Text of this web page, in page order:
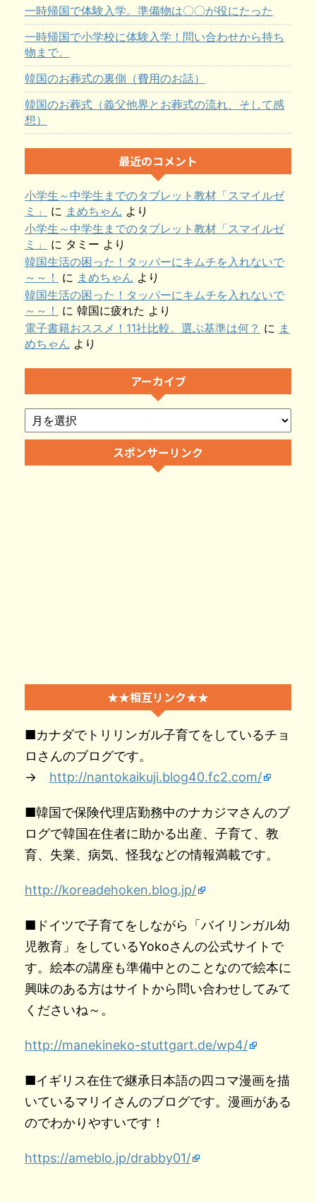
一時帰国で体験入学。準備物は〇〇が役にたった
一時帰国で小学校に体験入学！問い合わせから持ち
物まで。
韓国のお葬式の裏側（費用のお話）
韓国のお葬式（義父他界とお葬式の流れ、そして感
想）
最近のコメント
小学生～中学生までのタブレット教材「スマイルゼ
ミ」
に まめちゃん より
小学生～中学生までのタブレット教材「スマイルゼ
ミ」
に タミー より
韓国生活の困った！タッパーにキムチを入れないで
～～！
に まめちゃん より
韓国生活の困った！タッパーにキムチを入れないで
～～！
に 韓国に疲れた より
電子書籍おススメ！11社比較。選ぶ基準は何？ に ま
めちゃん より
アーカイブ
スポンサーリンク
★★相互リンク★★
■カナダでトリリンガル子育てをしているチョ
ロさんのブログです。
→ http://nantokaikuji.blog40.fc2.com/
■韓国で保険代理店勤務中のナカジマさんのブ
ログで韓国在住者に助かる出産、子育て、教
育、失業、病気、怪我などの情報満載です。
http://koreadehoken.blog.jp/
■ドイツで子育てをしながら「バイリンガル幼
児教育」をしているYokoさんの公式サイトで
す。絵本の講座も準備中とのことなので絵本に
興味のある方はサイトから問い合わせしてみて
くださいね～。
http://manekineko-stuttgart.de/wp4/
■イギリス在住で継承日本語の四コマ漫画を描
いているマリイさんのブログです。漫画がある
のでわかりやすいです！
https://ameblo.jp/drabby01/